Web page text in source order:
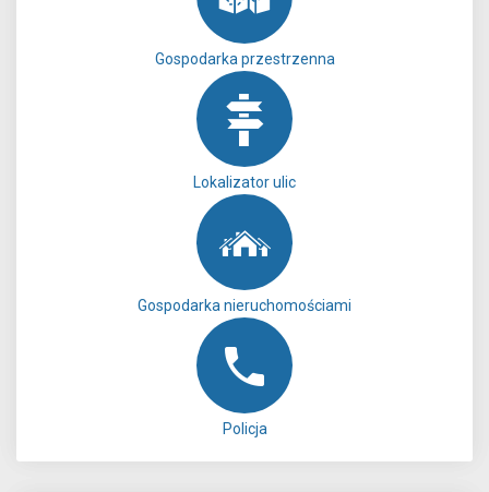
Gospodarka przestrzenna
Lokalizator ulic
Gospodarka nieruchomościami
Policja